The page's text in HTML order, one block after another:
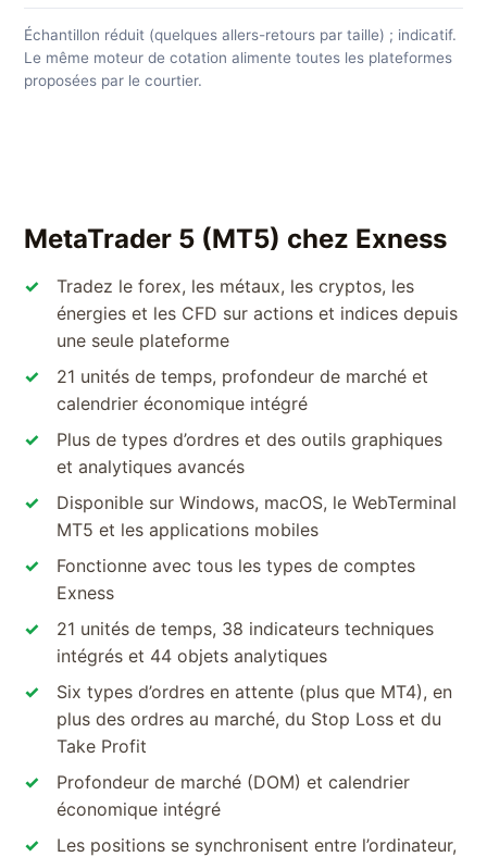
Échantillon réduit (quelques allers-retours par taille) ; indicatif.
Le même moteur de cotation alimente toutes les plateformes
proposées par le courtier.
MetaTrader 5 (MT5) chez Exness
Tradez le forex, les métaux, les cryptos, les
énergies et les CFD sur actions et indices depuis
une seule plateforme
21 unités de temps, profondeur de marché et
calendrier économique intégré
Plus de types d’ordres et des outils graphiques
et analytiques avancés
Disponible sur Windows, macOS, le WebTerminal
MT5 et les applications mobiles
Fonctionne avec tous les types de comptes
Exness
21 unités de temps, 38 indicateurs techniques
intégrés et 44 objets analytiques
Six types d’ordres en attente (plus que MT4), en
plus des ordres au marché, du Stop Loss et du
Take Profit
Profondeur de marché (DOM) et calendrier
économique intégré
Les positions se synchronisent entre l’ordinateur,